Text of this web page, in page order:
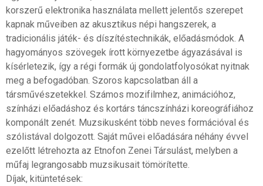
korszerű elektronika használata mellett jelentős szerepet
kapnak műveiben az akusztikus népi hangszerek, a
tradicionális játék- és díszítéstechnikák, előadásmódok. A
hagyományos szövegek írott környezetbe ágyazásával is
kísérletezik, így a régi formák új gondolatfolyosókat nyitnak
meg a befogadóban. Szoros kapcsolatban áll a
társművészetekkel. Számos mozifilmhez, animációhoz,
színházi előadáshoz és kortárs táncszínházi koreográfiához
komponált zenét. Muzsikusként több neves formációval és
szólistával dolgozott. Saját művei előadására néhány évvel
ezelőtt létrehozta az Etnofon Zenei Társulást, melyben a
műfaj legrangosabb muzsikusait tömörítette.
Díjak, kitüntetések: